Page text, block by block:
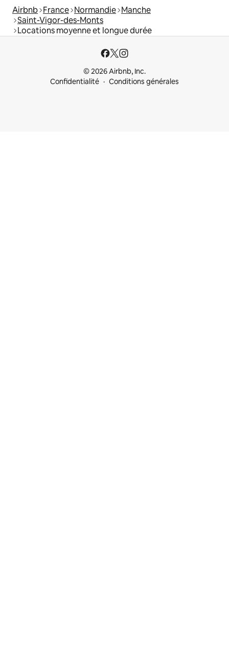
Airbnb France Normandie Manche
Saint-Vigor-des-Monts
Locations moyenne et longue durée
© 2026 Airbnb, Inc.
Confidentialité
Conditions générales